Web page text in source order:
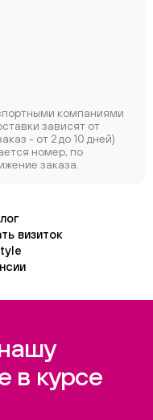
компаниями
зависят от
- от 2 до 10 дней)
номер, по
заказа.
визиток
в курсе